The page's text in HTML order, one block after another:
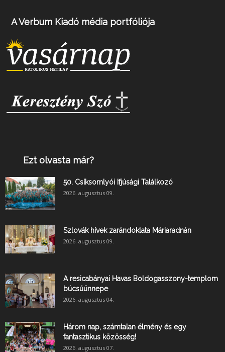
A Verbum Kiadó média portfóliója
Ezt olvasta már?
50. Csíksomlyói Ifjúsági Találkozó
2026. augusztus 09.
Szlovák hívek zarándoklata Máriaradnán
2026. augusztus 09.
A resicabányai Havas Boldogasszony-templom
búcsúünnepe
2026. augusztus 04.
Három nap, számtalan élmény és egy
fantasztikus közösség!
2026. augusztus 07.